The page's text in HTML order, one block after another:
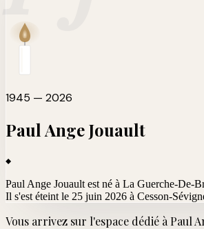
1945 — 2026
Paul AngeJouault
Paul Ange Jouault est né à La Guerche-De-
Il s'est éteint le 25 juin 2026 à Cesson-
Vous arrivez sur l'espace dédié à Paul